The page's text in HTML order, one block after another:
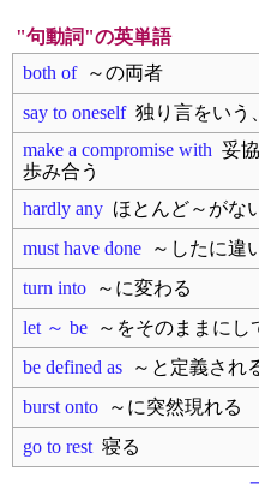
"句動詞"の英単語
both of～の両者
say to oneself独り言をいう
make a compromise with 妥
歩み合う
hardly any ほとんど～がな
must have done ～したに違
turn into ～に変わる
let ～ be ～をそのままにし
be defined as ～と定義され
burst onto ～に突然現れる
go to rest 寝る